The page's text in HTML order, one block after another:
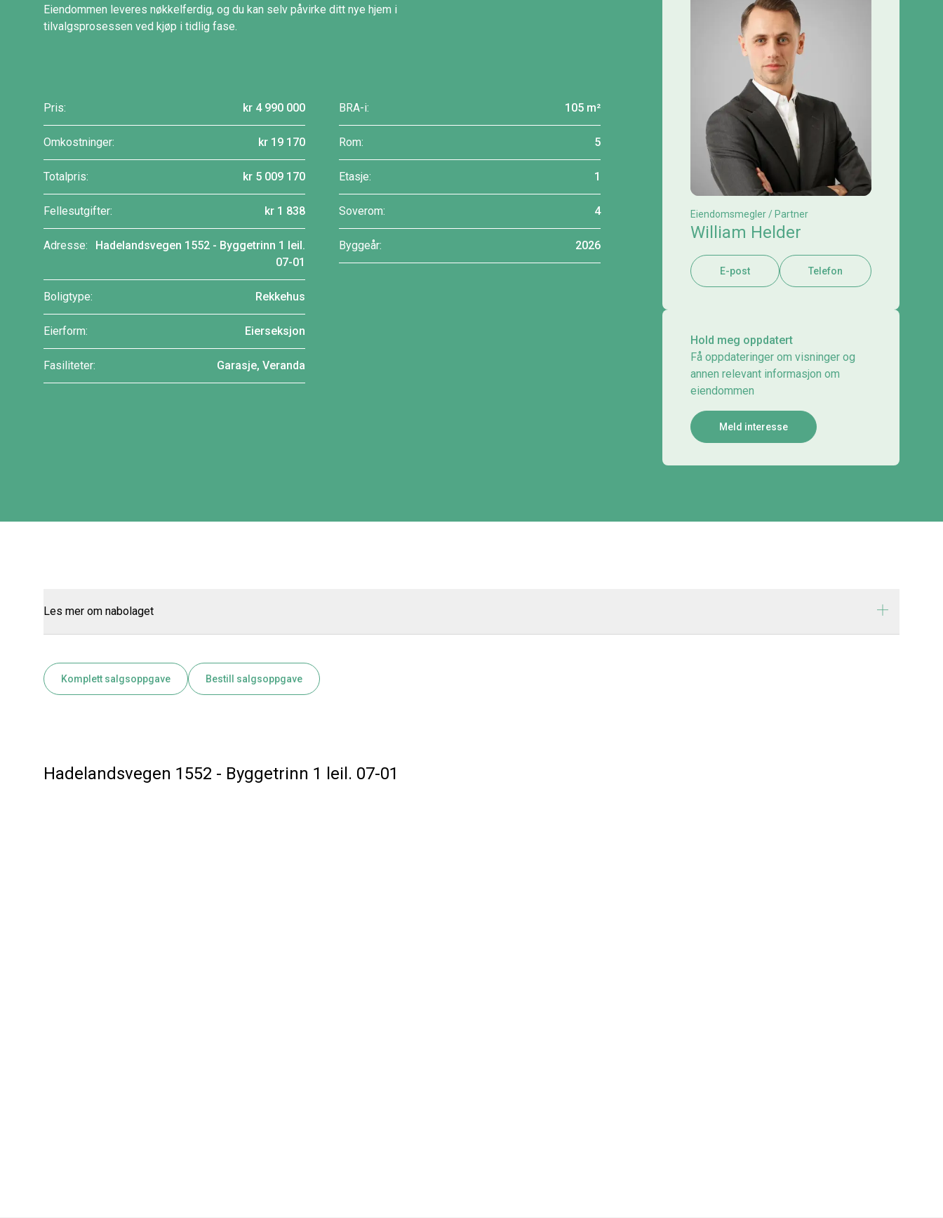
Eiendommen leveres nøkkelferdig, og du kan selv påvirke ditt nye hjem i
tilvalgsprosessen ved kjøp i tidlig fase.
Pris: kr 4 990 000
Omkostninger: kr 19 170
Totalpris: kr 5 009 170
Fellesutgifter: kr 1 838
Adresse:
Hadelandsvegen 1552 - Byggetrinn 1 leil.
07-01
Boligtype: Rekkehus
Eierform: Eierseksjon
Fasiliteter: Garasje, Veranda
BRA-i: 105 m²
Rom: 5
Etasje: 1
Soverom: 4
Byggeår: 2026
Eiendomsmegler / Partner
William Helder
E-post Telefon
Hold meg oppdatert
Få oppdateringer om visninger og
annen relevant informasjon om
eiendommen
Meld interesse
Les mer om nabolaget
Komplett salgsoppgave Bestill salgsoppgave
Hadelandsvegen 1552 - Byggetrinn 1 leil. 07-01